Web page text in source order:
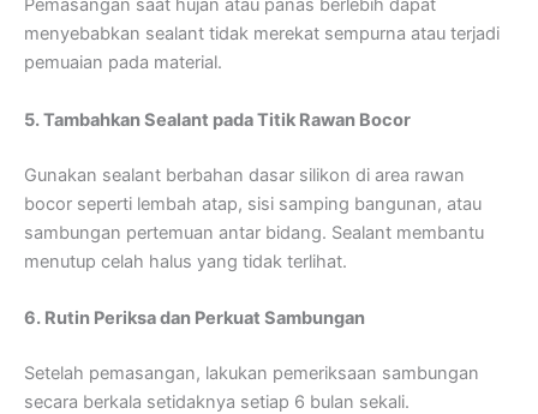
Pemasangan saat hujan atau panas berlebih dapat
menyebabkan sealant tidak merekat sempurna atau terjadi
pemuaian pada material.
5. Tambahkan Sealant pada Titik Rawan Bocor
Gunakan sealant berbahan dasar silikon di area rawan
bocor seperti lembah atap, sisi samping bangunan, atau
sambungan pertemuan antar bidang. Sealant membantu
menutup celah halus yang tidak terlihat.
6. Rutin Periksa dan Perkuat Sambungan
Setelah pemasangan, lakukan pemeriksaan sambungan
secara berkala setidaknya setiap 6 bulan sekali.